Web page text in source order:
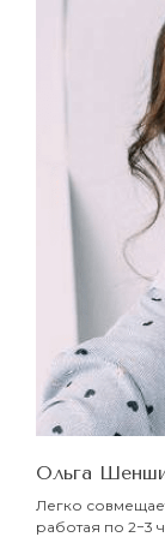
Ольга
Легко
работая по 2−3